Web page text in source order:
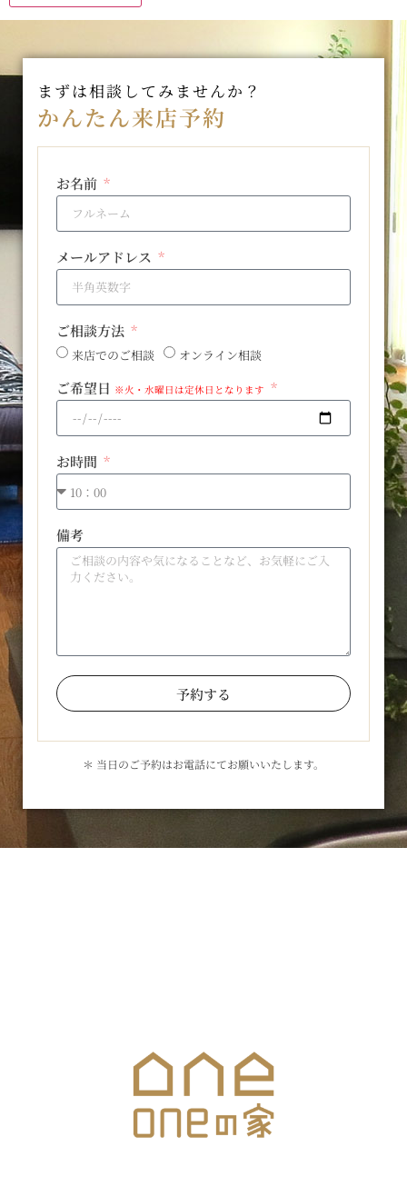
まずは相談してみませんか？
かんたん来店予約
お名前
メールアドレス
ご相談方法
来店でのご相談 オンライン相談
ご希望日 ※火・水曜日は定休日となります
お時間
備考
予約する
＊ 当日のご予約はお電話にてお願いいたします。